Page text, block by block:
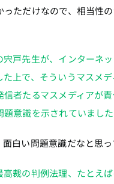
ただけなので、相当性
宍戸先生が、インターネ
上で、そういうマスメ
者たるマスメディアが
意識を示されていました
白い問題意識だなと思っ
高裁の判例法理、たとえ